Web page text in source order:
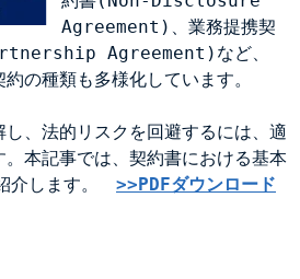
Agreement)、業務提携契
Agreement)など、
の種類も多様化しています。
、法的リスクを回避するには、適
本記事では、契約書における基本
介します。 >>PDFダウンロード